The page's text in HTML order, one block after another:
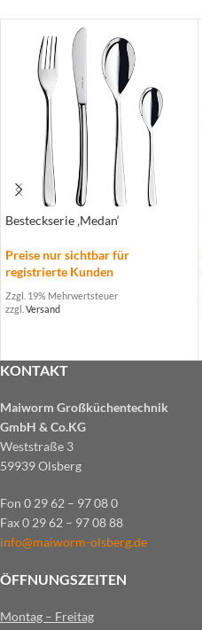
Besteckserie ‚Medan‘
Preise nur sichtbar für
registrierte Kunden
Zzgl. 19% Mehrwertsteuer
zzgl. Versand
KONTAKT
Maiworm Großküchentechnik
GmbH & Co.KG
Weststraße 3
59939 Olsberg
Fon 0 29 62 – 97 08 0
Fax 0 29 62 – 97 08 88
info@maiworm-olsberg.de
ÖFFNUNGSZEITEN
Montag – Freitag